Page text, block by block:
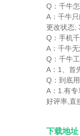
Q：千牛
A：千牛
更改状态;
Q：手机
A：千牛
Q：千牛
A：1、首
Q：到底
A：1.有专
好评率,直
下载地址